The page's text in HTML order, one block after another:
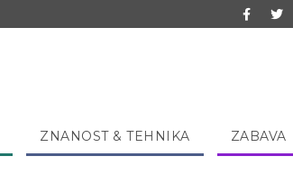
ZNANOST & TEHNIKA ZABAVA